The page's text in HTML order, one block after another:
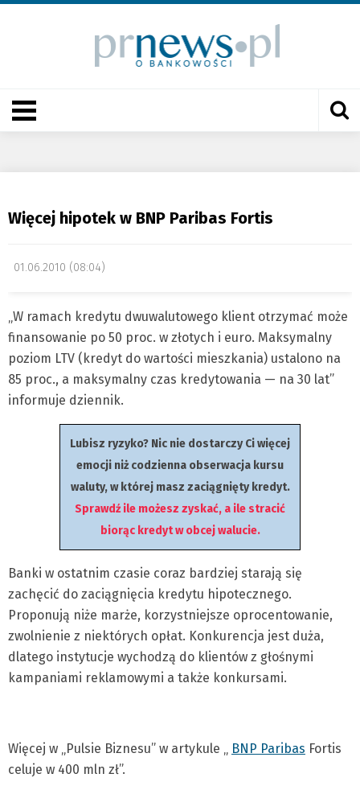
Więcej hipotek w BNP Paribas Fortis
01.06.2010 (08:04)
„W ramach kredytu dwuwalutowego klient otrzymać może
finansowanie po 50 proc. w złotych i euro. Maksymalny
poziom LTV (kredyt do wartości mieszkania) ustalono na
85 proc., a maksymalny czas kredytowania — na 30 lat”
informuje dziennik.
Lubisz ryzyko? Nic nie dostarczy Ci więcej
emocji niż codzienna obserwacja kursu
waluty, w której masz zaciągnięty kredyt.
Sprawdź ile możesz zyskać, a ile stracić
biorąc kredyt w obcej walucie.
Banki w ostatnim czasie coraz bardziej starają się
zachęcić do zaciągnięcia kredytu hipotecznego.
Proponują niże marże, korzystniejsze oprocentowanie,
zwolnienie z niektórych opłat. Konkurencja jest duża,
dlatego instytucje wychodzą do klientów z głośnymi
kampaniami reklamowymi a także konkursami.
Więcej w „Pulsie Biznesu” w artykule „ BNP Paribas Fortis
celuje w 400 mln zł”.